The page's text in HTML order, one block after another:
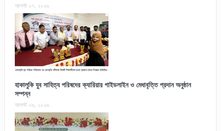
আগস্ট ০৭, ২০২৬
হাকালুকি যুব সাহিত্য পরিষদের ক্যারিয়ার গাইডলাইন ও মেধাবৃত্তি প্রদান অনুষ্ঠান
সম্পন্ন
আগস্ট ০৬, ২০২৬